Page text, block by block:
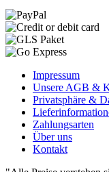
Impressum
Unsere AGB &
Privatsphäre &
Zahlungsarten
Über uns
Kontakt